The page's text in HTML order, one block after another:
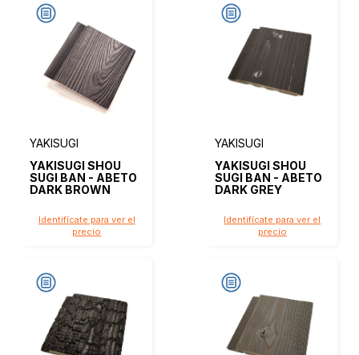
YAKISUGI
YAKISUGI SHOU
SUGI BAN - ABETO
DARK BROWN
Identifícate para ver el
precio
YAKISUGI
YAKISUGI SHOU
SUGI BAN - ABETO
DARK GREY
Identifícate para ver el
precio